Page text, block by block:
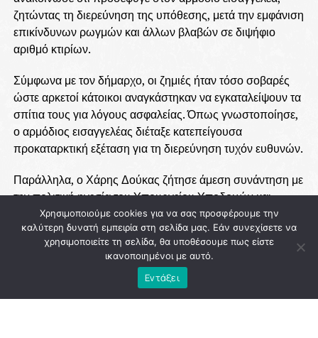
ζητώντας τη διερεύνηση της υπόθεσης, μετά την εμφάνιση
επικίνδυνων ρωγμών και άλλων βλαβών σε διψήφιο
αριθμό κτιρίων.
Σύμφωνα με τον δήμαρχο, οι ζημιές ήταν τόσο σοβαρές
ώστε αρκετοί κάτοικοι αναγκάστηκαν να εγκαταλείψουν τα
σπίτια τους για λόγους ασφαλείας. Όπως γνωστοποίησε,
ο αρμόδιος εισαγγελέας διέταξε κατεπείγουσα
προκαταρκτική εξέταση για τη διερεύνηση τυχόν ευθυνών.
Παράλληλα, ο Χάρης Δούκας ζήτησε άμεση συνάντηση με
την πολιτική ηγεσία του Υπουργείου Υποδομών και
Μεταφορών, καθώς και με τη διοίκηση της Ελληνικό
Μετρό Α.Ε., προκειμένου να υπάρξουν σαφείς απαντήσεις
για τα αίτια των προβλημάτων και τις ενέργειες που θα
Το θέμα επρόκειτο να συζητηθεί και στο Δημοτικό
Χρησιμοποιούμε cookies για να σας προσφέρουμε την
καλύτερη δυνατή εμπειρία στη σελίδα μας. Εάν συνεχίσετε να
χρησιμοποιείτε τη σελίδα, θα υποθέσουμε πως είστε
ικανοποιημένοι με αυτό.
Εντάξει